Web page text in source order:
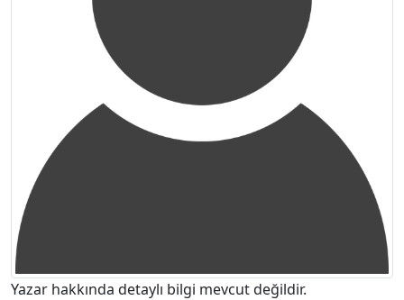
Yazar hakkında detaylı bilgi mevcut değildir.